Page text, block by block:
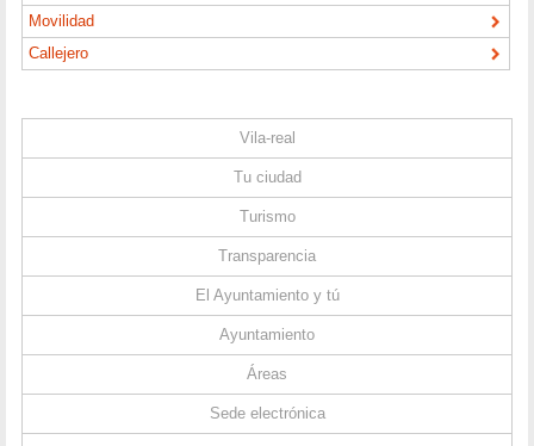
Movilidad
Callejero
Vila-real
Tu ciudad
Turismo
Transparencia
El Ayuntamiento y tú
Ayuntamiento
Áreas
Sede electrónica